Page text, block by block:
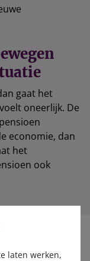
gaat het
oneerlijk. De
economie, dan
het
ook
laten werken,